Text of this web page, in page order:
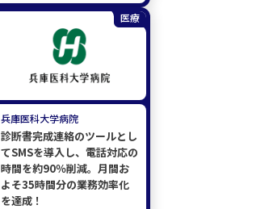
医療
兵庫医科大学病院
診断書完成連絡のツールとし
てSMSを導入し、電話対応の
時間を約90％削減。月間お
よそ35時間分の業務効率化
を達成！